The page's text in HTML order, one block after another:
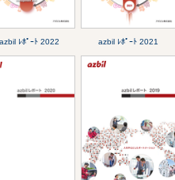
azbil ﾚﾎﾟｰﾄ 2022 azbil ﾚﾎﾟｰﾄ 2021